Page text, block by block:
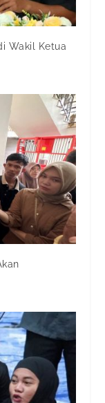
Wakil Ketua